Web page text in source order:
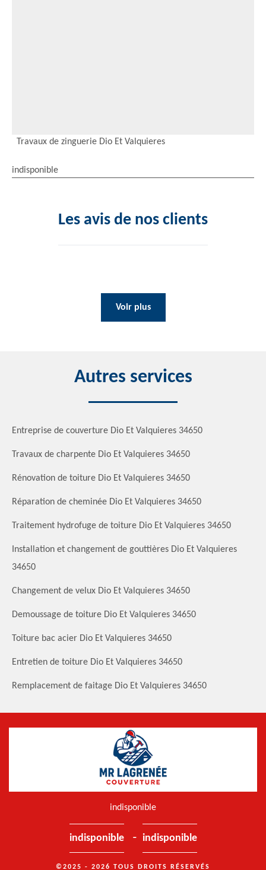
Travaux de zinguerie Dio Et Valquieres
indisponible
Les avis de nos clients
Voir plus
Autres services
Entreprise de couverture Dio Et Valquieres 34650
Travaux de charpente Dio Et Valquieres 34650
Rénovation de toiture Dio Et Valquieres 34650
Réparation de cheminée Dio Et Valquieres 34650
Traitement hydrofuge de toiture Dio Et Valquieres 34650
Installation et changement de gouttières Dio Et Valquieres
34650
Changement de velux Dio Et Valquieres 34650
Demoussage de toiture Dio Et Valquieres 34650
Toiture bac acier Dio Et Valquieres 34650
Entretien de toiture Dio Et Valquieres 34650
Remplacement de faitage Dio Et Valquieres 34650
indisponible
indisponible - indisponible
©2025 - 2026 TOUS DROITS RÉSERVÉS